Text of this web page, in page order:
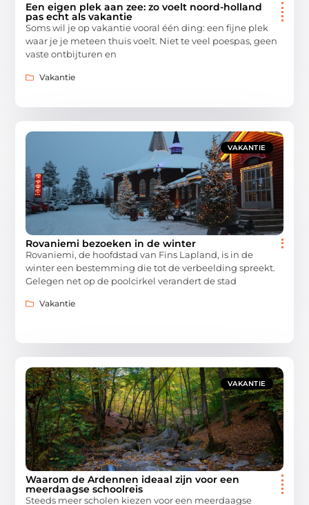
Een eigen plek aan zee: zo voelt noord-holland
pas echt als vakantie
Soms wil je op vakantie vooral één ding: een fijne plek
waar je je meteen thuis voelt. Niet te veel poespas, geen
vaste ontbijturen en
Vakantie
VAKANTIE
Rovaniemi bezoeken in de winter
Rovaniemi, de hoofdstad van Fins Lapland, is in de
winter een bestemming die tot de verbeelding spreekt.
Gelegen net op de poolcirkel verandert de stad
Vakantie
VAKANTIE
Waarom de Ardennen ideaal zijn voor een
meerdaagse schoolreis
Steeds meer scholen kiezen voor een meerdaagse